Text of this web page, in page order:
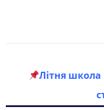
Літня школа